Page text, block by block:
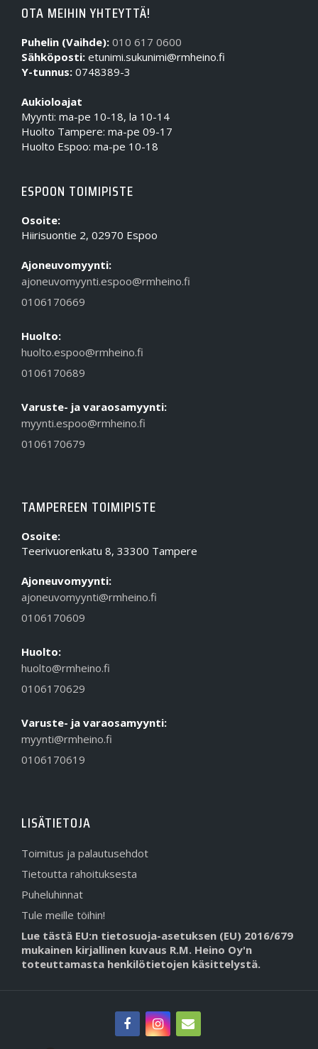
OTA MEIHIN YHTEYTTÄ!
Puhelin (Vaihde): 010 617 0600
Sähköposti: etunimi.sukunimi@rmheino.fi
Y-tunnus: 0748389-3
Aukioloajat
Myynti: ma-pe 10-18, la 10-14
Huolto Tampere: ma-pe 09-17
Huolto Espoo: ma-pe 10-18
ESPOON TOIMIPISTE
Osoite:
Hiirisuontie 2, 02970 Espoo
Ajoneuvomyynti:
ajoneuvomyynti.espoo@rmheino.fi
0106170669
Huolto:
huolto.espoo@rmheino.fi
0106170689
Varuste- ja varaosamyynti:
myynti.espoo@rmheino.fi
0106170679
TAMPEREEN TOIMIPISTE
Osoite:
Teerivuorenkatu 8, 33300 Tampere
Ajoneuvomyynti:
ajoneuvomyynti@rmheino.fi
0106170609
Huolto:
huolto@rmheino.fi
0106170629
Varuste- ja varaosamyynti:
myynti@rmheino.fi
0106170619
LISÄTIETOJA
Toimitus ja palautusehdot
Tietoutta rahoituksesta
Puheluhinnat
Tule meille töihin!
Lue tästä EU:n tietosuoja-asetuksen (EU) 2016/679
mukainen kirjallinen kuvaus R.M. Heino Oy'n
toteuttamasta henkilötietojen käsittelystä.